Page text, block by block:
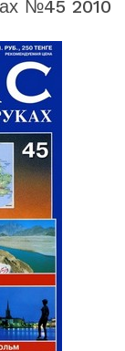
№45 2010